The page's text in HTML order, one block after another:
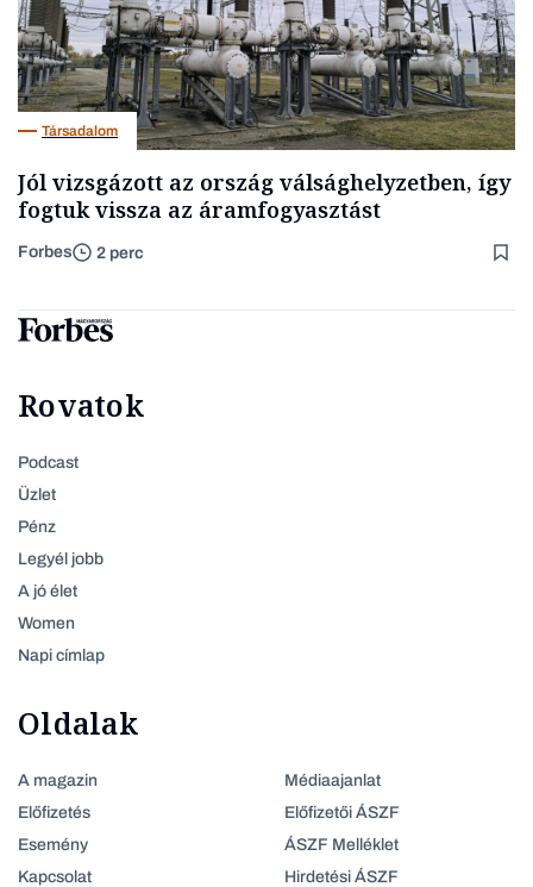
Társadalom
Jól vizsgázott az ország válsághelyzetben, így
fogtuk vissza az áramfogyasztást
Forbes 2 perc
Rovatok
Podcast
Üzlet
Pénz
Legyél jobb
A jó élet
Women
Napi címlap
Oldalak
A magazin
Előfizetés
Esemény
Kapcsolat
Médiaajanlat
Előfizetői ÁSZF
ÁSZF Melléklet
Hirdetési ÁSZF